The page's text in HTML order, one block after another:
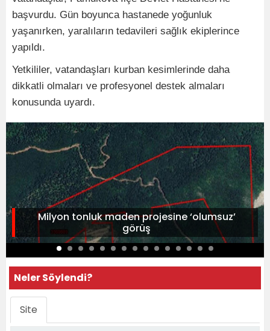
başvurdu. Gün boyunca hastanede yoğunluk
yaşanırken, yaralıların tedavileri sağlık ekiplerince
yapıldı.
Yetkililer, vatandaşları kurban kesimlerinde daha
dikkatli olmaları ve profesyonel destek almaları
konusunda uyardı.
Milyon tonluk maden projesine ‘olumsuz’
görüş
Neler Söylendi?
Site